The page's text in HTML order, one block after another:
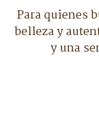
Para quienes
belleza y
y una